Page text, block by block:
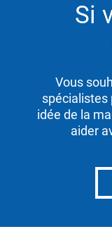
Si
Vous
spécialistes
idée de la
aider